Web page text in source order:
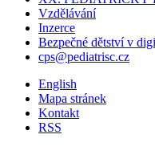
Vzdělávání
Inzerce
Bezpečné dětství v
cps@pediatrisc.cz
English
Mapa stránek
Kontakt
RSS